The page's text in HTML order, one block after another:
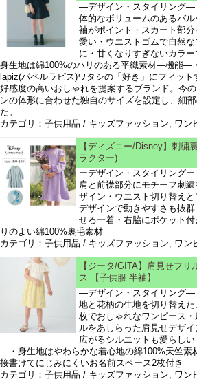
―デザイン・スタイリング―
体的なボリュームのあるバル
袖がポイント・スカート部
愛い・ウエストゴムで自然
に・甘くなりすぎないカラ
身生地は綿100%のハリのある平織素材―機能―
lapiz(パペルラピス)ワタシの「好き」にフィッ
好感度の高いおしゃれを提案するブランド。今
ンの体形に合わせた独自のサイズを設定し、細
た。
カテゴリ：子供用品 / キッズファッション, ワン
【ディズニー/Disney】刺繍
ラクター)
ーデザイン・スタイリングー
肩と前襟部分にモチーフ刺繍
ザイン・ウエスト切り替え
デザインで動きやすさも抜
せる一着・右脇にポケット
りのよい綿100%裏毛素材
カテゴリ：子供用品 / キッズファッション, ワン
【ジータ/GITA】肩見せフ
ス 【子供服 半袖】
―デザイン・スタイリング―
地と花柄の生地を切り替えた
枚でおしゃれなワンピース
ルをあしらった肩見せデザ
広がるシルエットも愛らし
―・身生地はやわらかな着心地の綿100%天竺
接書けてにじみにくいお名前スペース2枚付き
カテゴリ：子供用品 / キッズファッション, ワン